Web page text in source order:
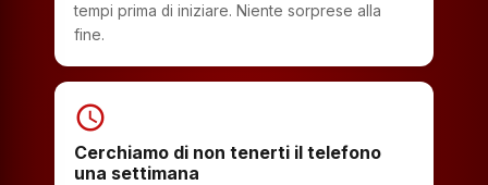
tempi prima di iniziare. Niente sorprese alla
fine.
schedule
Cerchiamo di non tenerti il telefono
una settimana